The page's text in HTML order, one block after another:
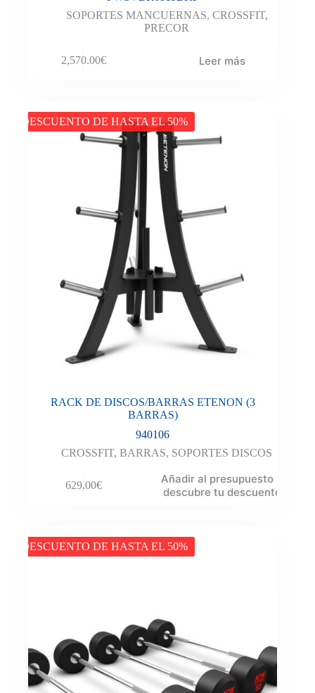
SOPORTES MANCUERNAS, CROSSFIT,
PRECOR
2,570.00€ Leer más
DESCUENTO DE HASTA EL 50%
RACK DE DISCOS/BARRAS ETENON (3
BARRAS)
940106
CROSSFIT,BARRAS, SOPORTES DISCOS
629.00€
Añadir al presupuesto y
descubre tu descuento
DESCUENTO DE HASTA EL 50%